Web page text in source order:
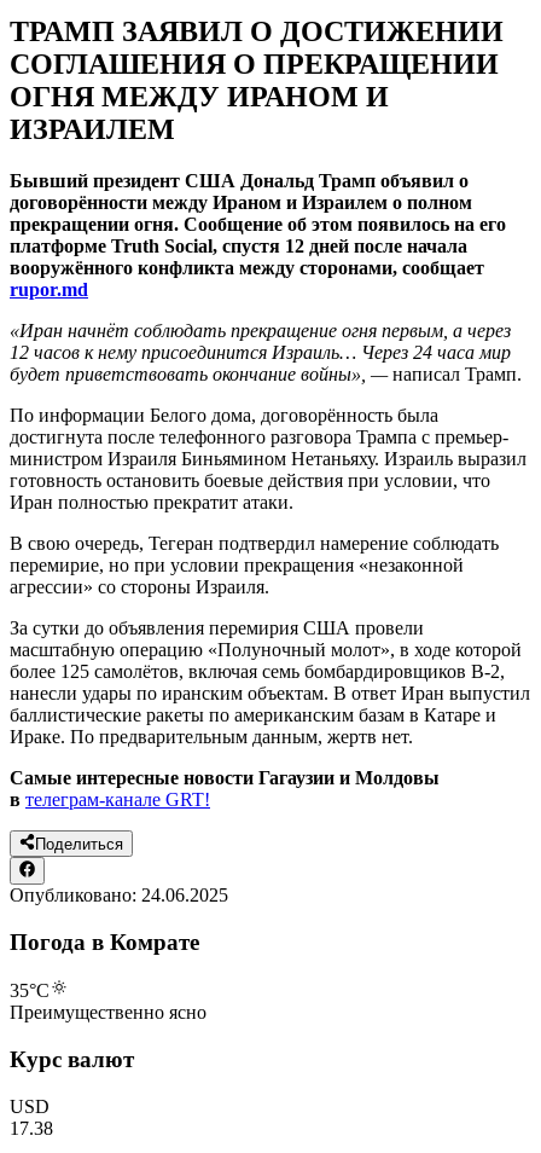
ТРАМП ЗАЯВИЛ О ДОСТИЖЕНИИ
СОГЛАШЕНИЯ О ПРЕКРАЩЕНИИ
ОГНЯ МЕЖДУ ИРАНОМ И
ИЗРАИЛЕМ
Бывший президент США Дональд Трамп объявил о
договорённости между Ираном и Израилем о полном
прекращении огня. Сообщение об этом появилось на его
платформе Truth Social, спустя 12 дней после начала
вооружённого конфликта между сторонами, сообщает
rupor.md
«Иран начнёт соблюдать прекращение огня первым, а через
12 часов к нему присоединится Израиль… Через 24 часа мир
будет приветствовать окончание войны», —написал Трамп.
По информации Белого дома, договорённость была
достигнута после телефонного разговора Трампа с премьер-
министром Израиля Биньямином Нетаньяху. Израиль выразил
готовность остановить боевые действия при условии, что
Иран полностью прекратит атаки.
В свою очередь, Тегеран подтвердил намерение соблюдать
перемирие, но при условии прекращения «незаконной
агрессии» со стороны Израиля.
За сутки до объявления перемирия США провели
масштабную операцию «Полуночный молот», в ходе которой
более 125 самолётов, включая семь бомбардировщиков B-2,
нанесли удары по иранским объектам. В ответ Иран выпустил
баллистические ракеты по американским базам в Катаре и
Ираке. По предварительным данным, жертв нет.
Самые интересные новости Гагаузии и Молдовы
в телеграм-канале GRT!
Поделиться
Опубликовано: 24.06.2025
Погода в Комрате
35°C
Преимущественно ясно
Курс валют
USD
17.38